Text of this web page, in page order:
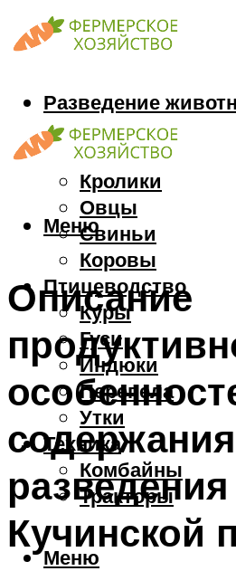
Разведение
Козы
Кони
Кролики
Овцы
Свиньи
Коровы
Птицеводство
Куры
Гуси
Индюки
Перепела
Утки
Техника
Комбайны
Тракторы
Меню
Меню
Описание
разведения
Кучинской